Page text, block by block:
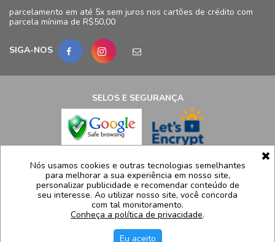
parcelamento em até 5x sem juros nos cartões de crédito com
parcela mínima de R$50,00
SIGA-NOS
SELOS E SEGURANÇA
LCB Confecções Eireli | CNPJ: 19.316.833/0009-41
Avenida Ayrton Senna, 5.500, Bloco 11, loja 124/125 - Barra da
Tijuca - Rio de Janeiro - RJ – CEP 22775005
Atendimento: (21) 99991-8835 | sac@luidgispecciale.com.br
Segunda a sexta de 09h as 17:30h
H5 Web - Soluções em tecnologia da informação
Nós usamos cookies e outras tecnologias semelhantes
para melhorar a sua experiência em nosso site,
personalizar publicidade e recomendar conteúdo de
seu interesse. Ao utilizar nosso site, você concorda
com tal monitoramento.
Conheça a política de privacidade.
Eu aceito